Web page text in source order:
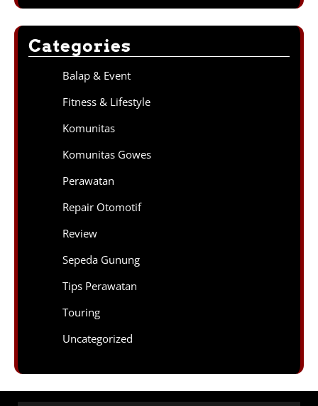
Categories
Balap & Event
Fitness & Lifestyle
Komunitas
Komunitas Gowes
Perawatan
Repair Otomotif
Review
Sepeda Gunung
Tips Perawatan
Touring
Uncategorized